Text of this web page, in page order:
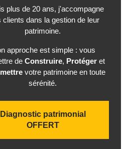
plus de 20 ans, j'accompagne
clients dans la gestion de leur
patrimoine.
approche est simple : vous
de Construire, Protégeret
votre patrimoine en toute
sérénité.
Diagnostic patrimonial
OFFERT